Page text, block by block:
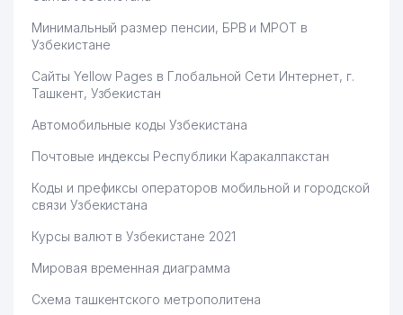
Минимальный размер пенсии, БРВ и МРОТ в
Узбекистане
Сайты Yellow Pages в Глобальной Сети Интернет, г.
Ташкент, Узбекистан
Автомобильные коды Узбекистана
Почтовые индексы Республики Каракалпакстан
Коды и префиксы операторов мобильной и городской
связи Узбекистана
Курсы валют в Узбекистане 2021
Мировая временная диаграмма
Схема ташкентского метрополитена